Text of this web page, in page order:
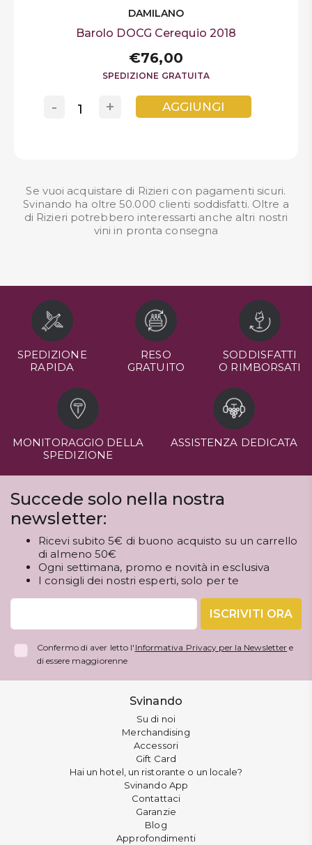
DAMILANO
Barolo DOCG Cerequio 2018
€76,00
SPEDIZIONE GRATUITA
+
- AGGIUNGI
Se vuoi acquistare di Rizieri con pagamenti sicuri.
Svinando ha oltre 50.000 clienti soddisfatti. Oltre a
di Rizieri potrebbero interessarti anche altri nostri
vini in pronta consegna
SPEDIZIONE
RAPIDA
RESO
GRATUITO
SODDISFATTI
O RIMBORSATI
MONITORAGGIO DELLA
SPEDIZIONE
ASSISTENZA DEDICATA
Succede solo nella nostra
newsletter:
Ricevi subito 5€ di buono acquisto su un carrello
di almeno 50€
Ogni settimana, promo e novità in esclusiva
I consigli dei nostri esperti, solo per te
ISCRIVITI ORA
Confermo di aver letto l' Informativa Privacy per la Newsletter e
di essere maggiorenne
Svinando
Su di noi
Merchandising
Accessori
Gift Card
Hai un hotel, un ristorante o un locale?
Svinando App
Contattaci
Garanzie
Blog
Approfondimenti